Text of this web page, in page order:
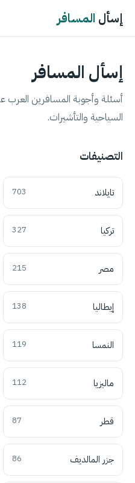
إسأل المسافر
إسأل المسافر
أسئلة وأجوبة المسافرين العرب
السياحية والتأشيرات.
التصنيفات
تايلاند 703
تركيا 327
مصر 215
إيطاليا 138
النمسا 119
ماليزيا 112
قطر 87
جزر المالديف 86